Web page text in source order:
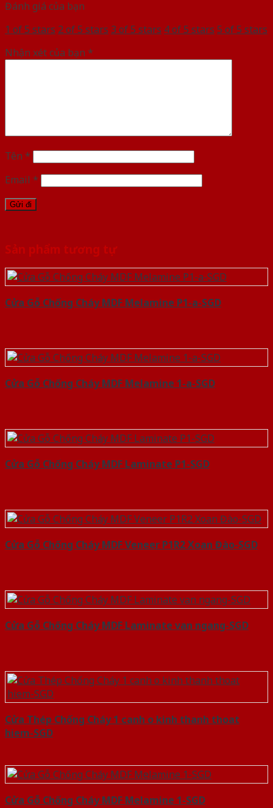
Đánh giá của bạn
1 of 5 stars 2 of 5 stars 3 of 5 stars 4 of 5 stars 5 of 5 stars
Nhận xét của bạn *
Tên *
Email *
Sản phẩm tương tự
Cửa Gỗ Chống Cháy MDF Melamine P1-a-SGD
Cửa Gỗ Chống Cháy MDF Melamine 1-a-SGD
Cửa Gỗ Chống Cháy MDF Laminate P1-SGD
Cửa Gỗ Chống Cháy MDF Veneer P1R2 Xoan Đào-SGD
Cửa Gỗ Chống Cháy MDF Laminate van ngang-SGD
Cửa Thép Chống Cháy 1 canh o kinh thanh thoat
hiem-SGD
Cửa Gỗ Chống Cháy MDF Melamine 1-SGD